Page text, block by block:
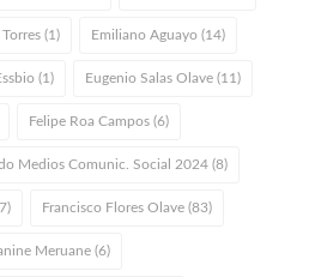
(1) Emiliano Aguayo (14)
(1) Eugenio Salas Olave (11)
Felipe Roa Campos (6)
Medios Comunic. Social 2024 (8)
Francisco Flores Olave (83)
Meruane (6)